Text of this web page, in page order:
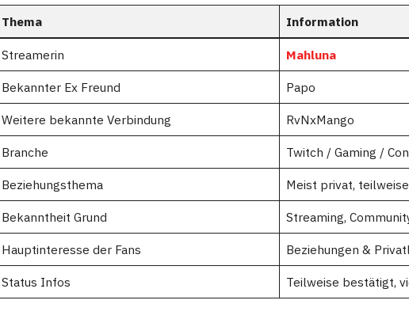
Thema Information
Streamerin Mahluna
Bekannter Ex Freund Papo
Weitere bekannte Verbindung RvNxMango
Branche Twitch / Gaming /
Beziehungsthema Meist privat,
Bekanntheit Grund Streaming,
Hauptinteresse der Fans Beziehungen &
Status Infos Teilweise bestätigt,